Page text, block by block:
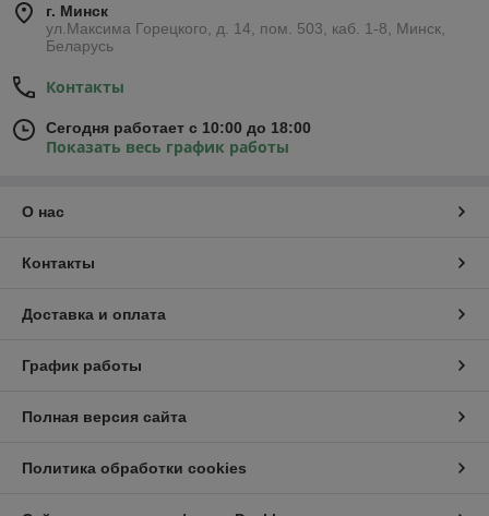
г. Минск
ул.Максима Горецкого, д. 14, пом. 503, каб. 1-8, Минск,
Беларусь
Контакты
Сегодня работает с 10:00 до 18:00
Показать весь график работы
О нас
Контакты
Доставка и оплата
График работы
Полная версия сайта
Политика обработки cookies